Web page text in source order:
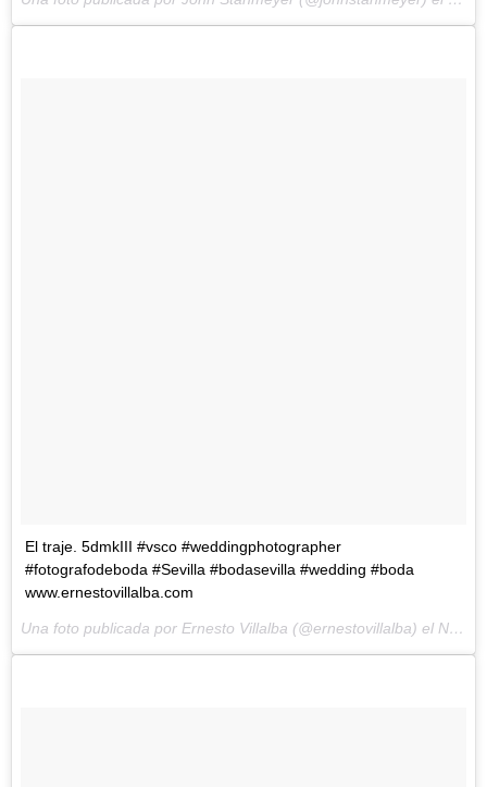
El traje. 5dmkIII #vsco #weddingphotographer
#fotografodeboda #Sevilla #bodasevilla #wedding #boda
www.ernestovillalba.com
Una foto publicada por Ernesto Villalba (@ernestovillalba) el Nov 11, 2014 at 2:01 PST